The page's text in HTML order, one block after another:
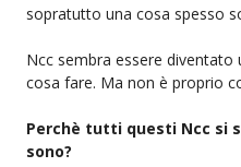
sopratutto una cosa spesso
Ncc sembra essere diventato
cosa fare. Ma non è proprio
Perchè tutti questi Ncc si
sono?